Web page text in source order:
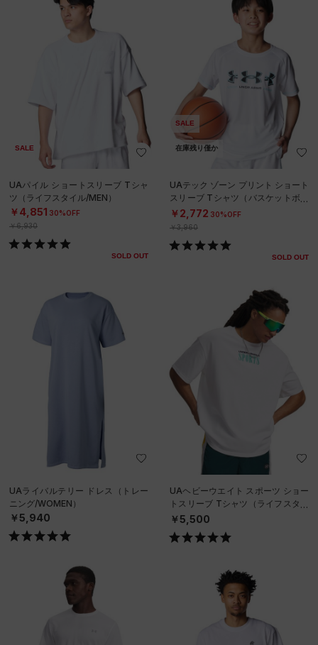
SALE
UAパイル ショートスリーブ Tシャ
ツ（ライフスタイル/MEN）
￥4,851 30%OFF
￥6,930
SOLD OUT
SALE
在庫残り僅か
UAテック ゾーン プリント ショート
スリーブ Tシャツ（バスケットボー
ル/BOYS）
￥2,772 30%OFF
￥3,960
SOLD OUT
UAライバルテリー ドレス（トレー
ニング/WOMEN）
￥5,940
UAヘビーウエイト スポーツ ショー
トスリーブ Tシャツ（ライフスタイ
ル/MEN）
￥5,500